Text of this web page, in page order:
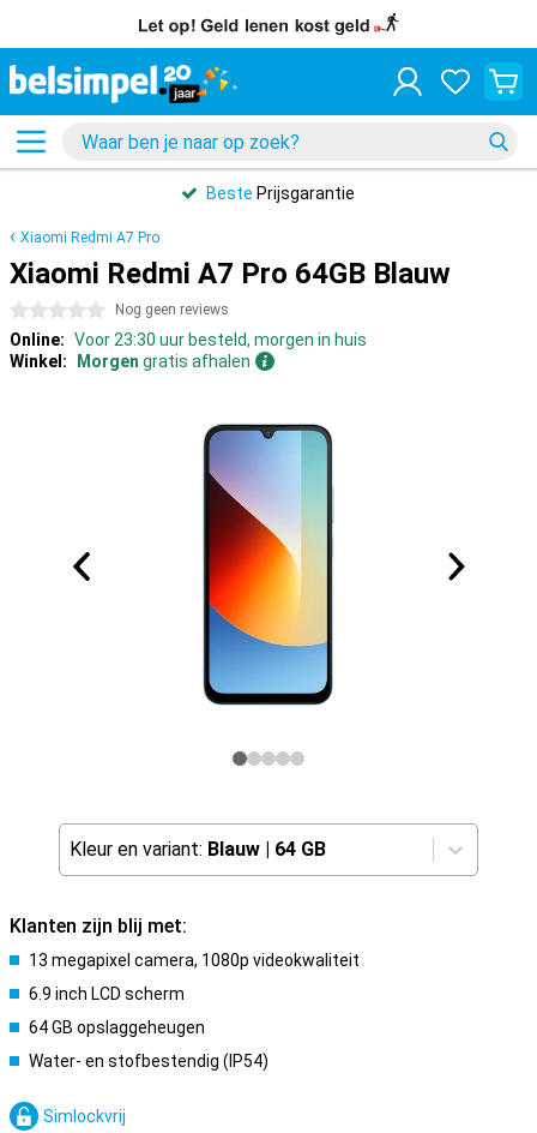
Beste Prijsgarantie
Xiaomi Redmi A7 Pro
Xiaomi Redmi A7 Pro 64GB Blauw
0 sterren Nog geen reviews
Online: Voor 23:30 uur besteld, morgen in huis
Winkel:
Morgen gratis afhalen
Kleur en variant: Blauw | 64 GB
Klanten zijn blij met:
13 megapixel camera, 1080p videokwaliteit
6.9 inch LCD scherm
64 GB opslaggeheugen
Water- en stofbestendig (IP54)
Simlockvrij